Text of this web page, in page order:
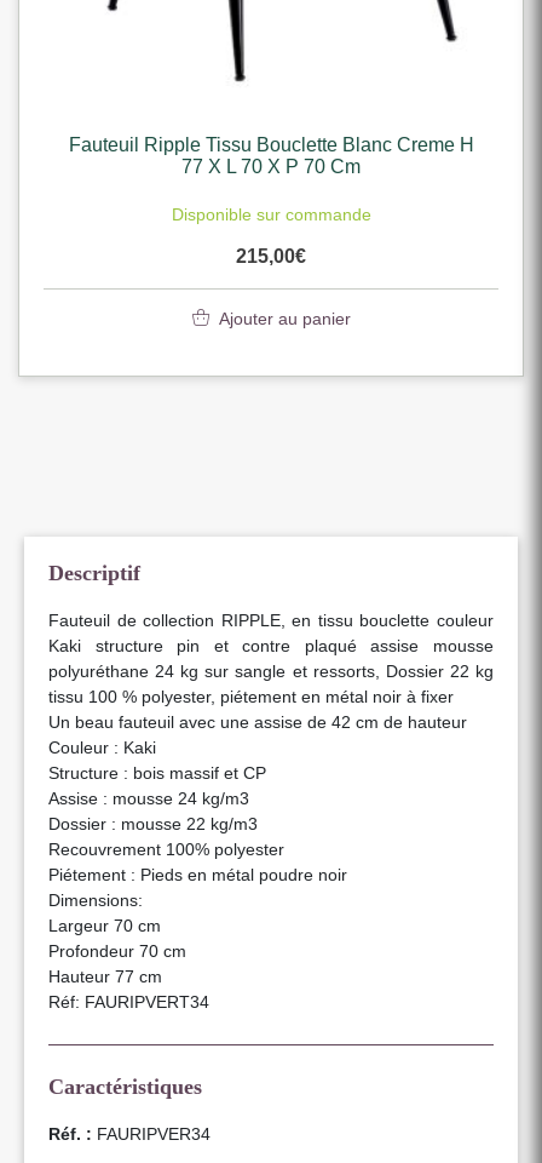
Fauteuil Ripple Tissu Bouclette Blanc Creme H
77 X L 70 X P 70 Cm
Disponible sur commande
215,00€
Ajouter au panier
Descriptif
Fauteuil de collection RIPPLE, en tissu bouclette couleur
Kaki structure pin et contre plaqué assise mousse
polyuréthane 24 kg sur sangle et ressorts, Dossier 22 kg
tissu 100 % polyester, piétement en métal noir à fixer
Un beau fauteuil avec une assise de 42 cm de hauteur
Couleur : Kaki
Structure : bois massif et CP
Assise : mousse 24 kg/m3
Dossier : mousse 22 kg/m3
Recouvrement 100% polyester
Piétement : Pieds en métal poudre noir
Dimensions:
Largeur 70 cm
Profondeur 70 cm
Hauteur 77 cm
Réf: FAURIPVERT34
Caractéristiques
Réf. : FAURIPVER34